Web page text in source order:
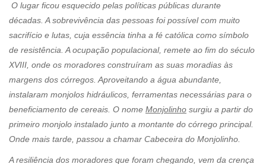
O lugar ficou esquecido pelas políticas públicas durante
décadas. A sobrevivência das pessoas foi possível com muito
sacrifício e lutas, cuja essência tinha a fé católica como símbolo
de resistência. A ocupação populacional, remete ao fim do século
XVIII, onde os moradores construíram as suas moradias às
margens dos córregos. Aproveitando a água abundante,
instalaram monjolos hidráulicos, ferramentas necessárias para o
beneficiamento de cereais. O nome Monjolinho surgiu a partir do
primeiro monjolo instalado junto a montante do córrego principal.
Onde mais tarde, passou a chamar Cabeceira do Monjolinho.
A resiliência dos moradores que foram chegando, vem da crença